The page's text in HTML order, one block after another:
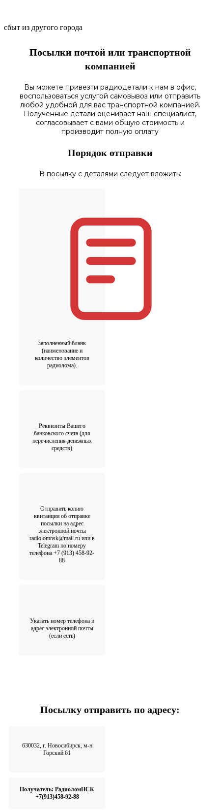
сбыт из другого города
Посылки почтой или транспортной
компанией
Вы можете привезти радиодетали к нам в офис,
воспользоваться услугой самовывоз или отправить
любой удобной для вас транспортной компанией.
Полученные детали оценивает наш специалист,
согласовываетс вами общую стоимость и
производит полную оплату
Порядок отправки
В посылку с деталями следует вложить:
Заполненный бланк
(наименование и
количество элементов
радиолома).
Реквизиты Вашего
банковского счета (для
перечисления денежных
средств)
Отправить копию
квитанции об отправке
посылки на адрес
электронной почты
radiolomnsk@mail.ru или в
Telegram по номеру
телефона +7 (913) 458-92-
88
Указать номер телефона и
адрес электронной почты
(если есть)
Посылку отправить по адресу:
630032, г. Новосибирск, м-н
Горский 61
Получатель: РадиоломНСК
+7(913)458-92-88